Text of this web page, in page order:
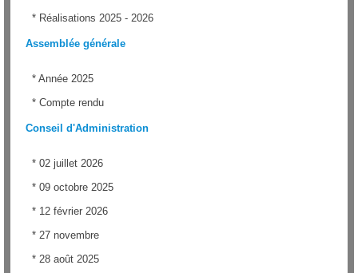
* Réalisations 2025 - 2026
Assemblée générale
* Année 2025
* Compte rendu
Conseil d'Administration
* 02 juillet 2026
* 09 octobre 2025
* 12 février 2026
* 27 novembre
* 28 août 2025